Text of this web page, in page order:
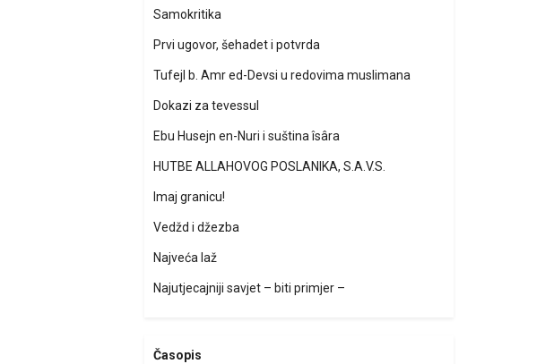
Samokritika
Prvi ugovor, šehadet i potvrda
Tufejl b. Amr ed-Devsi u redovima muslimana
Dokazi za tevessul
Ebu Husejn en-Nuri i suština îsâra
HUTBE ALLAHOVOG POSLANIKA, S.A.V.S.
Imaj granicu!
Vedžd i džezba
Najveća laž
Najutjecajniji savjet – biti primjer –
Časopis